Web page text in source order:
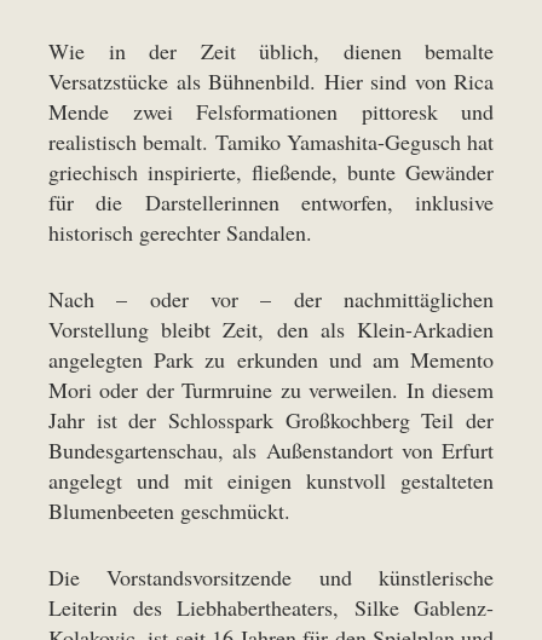
Wie in der Zeit üblich, dienen bemalte
Versatzstücke als Bühnenbild. Hier sind von Rica
Mende zwei Felsformationen pittoresk und
realistisch bemalt. Tamiko Yamashita-Gegusch hat
griechisch inspirierte, fließende, bunte Gewänder
für die Darstellerinnen entworfen, inklusive
historisch gerechter Sandalen.
Nach – oder vor – der nachmittäglichen
Vorstellung bleibt Zeit, den als Klein-Arkadien
angelegten Park zu erkunden und am Memento
Mori oder der Turmruine zu verweilen. In diesem
Jahr ist der Schlosspark Großkochberg Teil der
Bundesgartenschau, als Außenstandort von Erfurt
angelegt und mit einigen kunstvoll gestalteten
Blumenbeeten geschmückt.
Die Vorstandsvorsitzende und künstlerische
Leiterin des Liebhabertheaters, Silke Gablenz-